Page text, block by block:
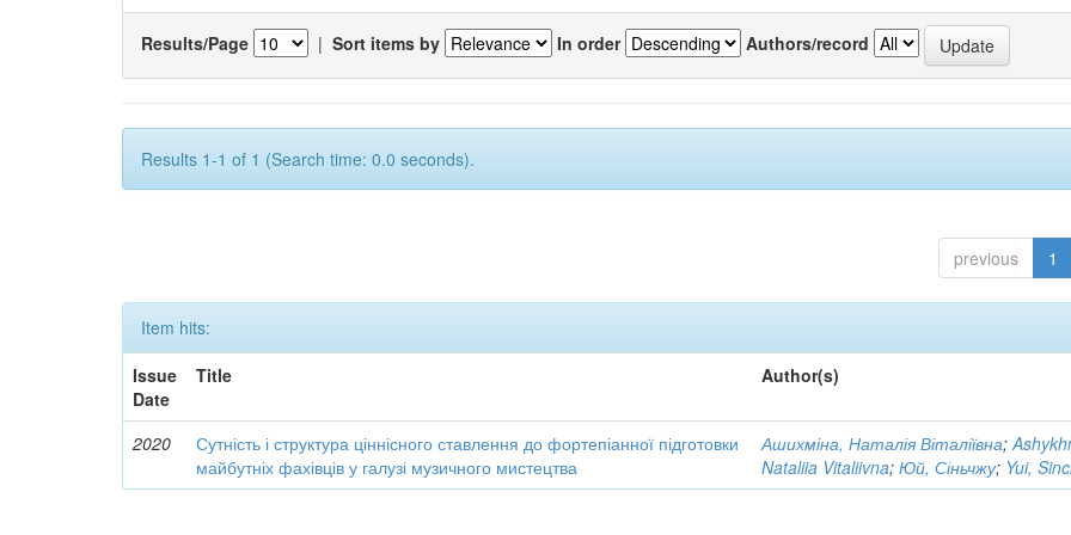
Results/Page | Sort items by In order Authors/record
Results 1-1 of 1 (Search time: 0.0 seconds).
previous 1
Item hits:
Issue
Date
Title Author(s)
2020
Сутність і структура ціннісного ставлення до фортепіанної підготовки
майбутніх фахівців у галузі музичного мистецтва
Ашихміна, Наталія Віталіївна;
Nataliia Vitaliivna;Юй, Сіньчжу; Yui,